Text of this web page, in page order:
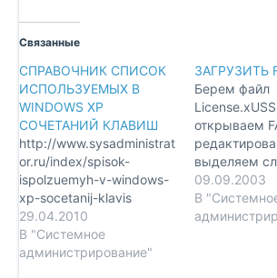
Связанные
СПРАВОЧНИК СПИСОК
ИСПОЛЬЗУЕМЫХ В
WINDOWS XP
СОЧЕТАНИЙ КЛАВИШ
http://www.sysadministrat
or.ru/index/spisok-
ispolzuemyh-v-windows-
xp-socetanij-klavis
29.04.2010
В "Системное
администрирование"
ЗАГРУЗИТЬ
Берем файл
открываем
выделяем
в буфер
такое
09.09.2003
В